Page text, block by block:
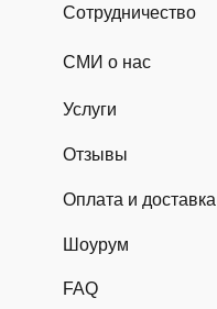
Сотрудничество
Услуги
Отзывы
Оплата и доставка
СМИ о нас
Шоурум
FAQ